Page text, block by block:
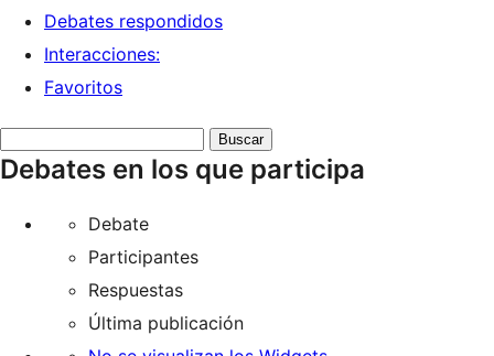
Debates respondidos
Interacciones:
Favoritos
debates:
Debates en los que participa
Debate
Participantes
Respuestas
Última publicación